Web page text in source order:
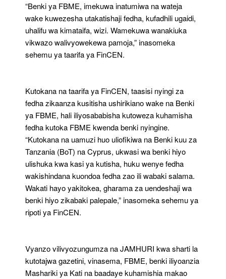
“Benki ya FBME, imekuwa inatumiwa na wateja
wake kuwezesha utakatishaji fedha, kufadhili ugaidi,
uhalifu wa kimataifa, wizi. Wamekuwa wanakiuka
vikwazo walivyowekewa pamoja,” inasomeka
sehemu ya taarifa ya FinCEN.
Kutokana na taarifa ya FinCEN, taasisi nyingi za
fedha zikaanza kusitisha ushirikiano wake na Benki
ya FBME, hali iliyosababisha kutoweza kuhamisha
fedha kutoka FBME kwenda benki nyingine.
“Kutokana na uamuzi huo uliofikiwa na Benki kuu za
Tanzania (BoT) na Cyprus, ukwasi wa benki hiyo
ulishuka kwa kasi ya kutisha, huku wenye fedha
wakishindana kuondoa fedha zao ili wabaki salama.
Wakati hayo yakitokea, gharama za uendeshaji wa
benki hiyo zikabaki palepale,” inasomeka sehemu ya
ripoti ya FinCEN.
Vyanzo vilivyozungumza na JAMHURI kwa sharti la
kutotajwa gazetini, vinasema, FBME, benki iliyoanzia
Mashariki ya Kati na baadaye kuhamishia makao